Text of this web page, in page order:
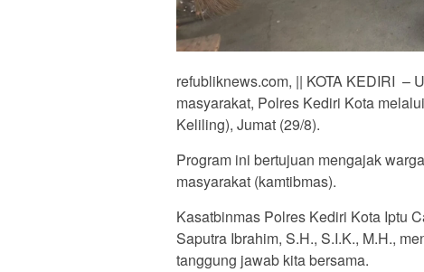
refubliknews.com, || KOTA KEDIRI –
masyarakat, Polres Kediri Kota
Keliling), Jumat (29/8).
Program ini bertujuan mengajak
masyarakat (kamtibmas).
Kasatbinmas Polres Kediri Kota Iptu
Saputra Ibrahim, S.H., S.I.K., M.H.,
tanggung jawab kita bersama.